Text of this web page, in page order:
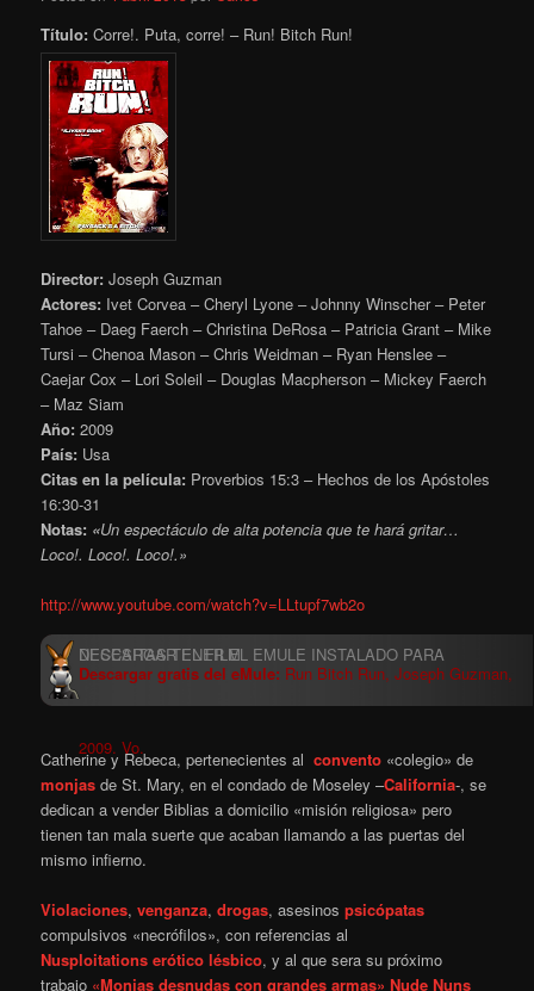
Título: Corre!. Puta, corre! – Run! Bitch Run!
Director: Joseph Guzman
Actores: Ivet Corvea – Cheryl Lyone – Johnny Winscher – Peter
Tahoe – Daeg Faerch – Christina DeRosa – Patricia Grant – Mike
Tursi – Chenoa Mason – Chris Weidman – Ryan Henslee –
Caejar Cox – Lori Soleil – Douglas Macpherson – Mickey Faerch
– Maz Siam
Año: 2009
País: Usa
Citas en la película: Proverbios 15:3 – Hechos de los Apóstoles
16:30-31
Notas: «Un espectáculo de alta potencia que te hará gritar…
Loco!. Loco!. Loco!.»
http://www.youtube.com/watch?v=LLtupf7wb2o
Descargar gratis del eMule: Run Bitch Run, Joseph Guzman,
2009. Vo.
Catherine y Rebeca, pertenecientes alconvento «colegio» de
monjas de St. Mary, en el condado de Moseley –California-, se
dedican a vender Biblias a domicilio «misión religiosa» pero
tienen tan mala suerte que acaban llamando a las puertas del
mismo infierno.
Violaciones,venganza,drogas, asesinospsicópatas
compulsivos «necrófilos», con referencias al
Nusploitations erótico lésbico, y al que sera su próximo
trabajo «Monjas desnudas con grandes armas» Nude Nuns